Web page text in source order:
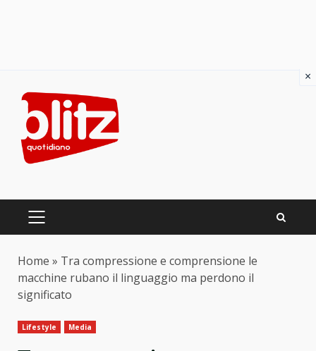
content
PRIMARY
Home » Tra compressione e comprensione le
macchine rubano il linguaggio ma perdono il
significato
Lifestyle Media
×